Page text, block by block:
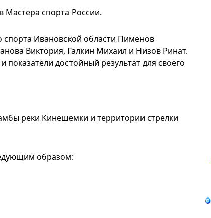
Мастера спорта России.
Ивановской области Пименов
Виктория, Галкин Михаил и Низов Ринат.
достойный результат для своего
реки Кинешемки и территории стрелки
образом: